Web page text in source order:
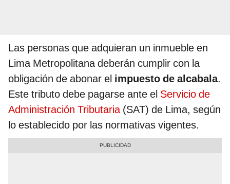
Las personas que adquieran un inmueble en
Lima Metropolitana deberán cumplir con la
obligación de abonar el impuesto de alcabala.
Este tributo debe pagarse ante el Servicio de
Administración Tributaria(SAT) de Lima, según
lo establecido por las normativas vigentes.